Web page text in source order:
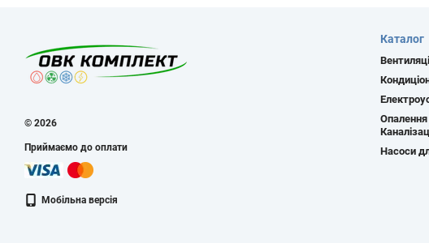
© 2026
Приймаємо до оплати
Мобільна версія
Каталог
Опалення
Насоси